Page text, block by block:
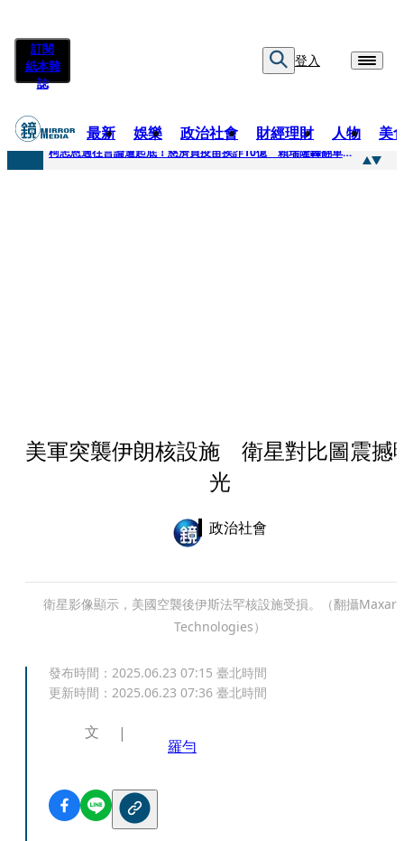
訂閱
紙本雜
誌
登入
最新 娛樂 政治社會 財經理財 人物 美
快訊
柯志恩過往言論遭起底！慈濟買疫苗挨詐10億 賴瑞隆轟翻車：應為當年錯誤道歉
美軍突襲伊朗核設施 衛星對比圖震撼
光
政治社會
衛星影像顯示，美國空襲後伊斯法罕核設施受損。（翻攝Maxar
Technologies）
發布時間： 2025.06.23 07:15 臺北時間
更新時間： 2025.06.23 07:36 臺北時間
文
羅勻